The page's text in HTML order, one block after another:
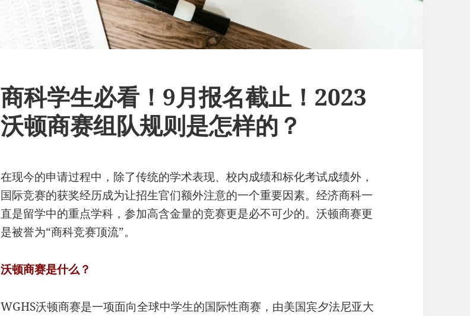
商科学生必看！9月报名截止！2023
沃顿商赛组队规则是怎样的？
在现今的申请过程中，除了传统的学术表现、校内成绩和标化考试成绩外，
国际竞赛的获奖经历成为让招生官们额外注意的一个重要因素。经济商科一
直是留学中的重点学科，参加高含金量的竞赛更是必不可少的。沃顿商赛更
是被誉为“商科竞赛顶流”。
沃顿商赛是什么？
WGHS沃顿商赛是一项面向全球中学生的国际性商赛，由美国宾夕法尼亚大